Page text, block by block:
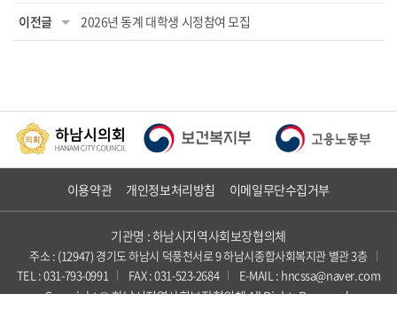
이전글 2026년 동계 대학생 시정참여 모집
이용약관 개인정보처리방침 이메일무단수집거부
기관명 : 하남시지역사회보장협의체
주소 : (12947) 경기도 하남시 덕풍천서로 9 하남시종합사회복지관 별관 3층
TEL : 031-793-0991
FAX : 031-523-2684 E-MAIL : hncssa@naver.com
Copyright © 하남시지역사회보장협의체 All Rights Reserved.